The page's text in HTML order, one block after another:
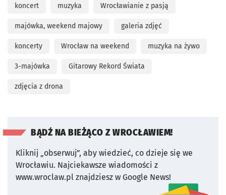
koncert muzyka Wrocławianie z pasją
majówka, weekend majowy galeria zdjęć
koncerty Wrocław na weekend muzyka na żywo
3-majówka Gitarowy Rekord Świata
zdjęcia z drona
BĄDŹ NA BIEŻĄCO Z WROCŁAWIEM!
Kliknij „obserwuj”, aby wiedzieć, co dzieje się we
Wrocławiu. Najciekawsze wiadomości z
www.wroclaw.pl znajdziesz w Google News!